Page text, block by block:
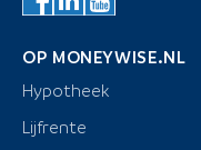
OP MONEYWISE.NL
Hypotheek
Lijfrente